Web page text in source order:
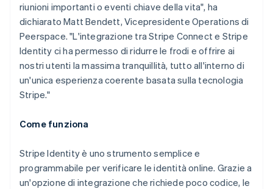
riunioni importanti o eventi chiave della vita", ha
dichiarato Matt Bendett, Vicepresidente Operations di
Peerspace. "L'integrazione tra Stripe Connect e Stripe
Identity ci ha permesso di ridurre le frodi e offrire ai
nostri utenti la massima tranquillità, tutto all'interno di
un'unica esperienza coerente basata sulla tecnologia
Stripe."
Come funziona
Stripe Identity è uno strumento semplice e
programmabile per verificare le identità online. Grazie a
un'opzione di integrazione che richiede poco codice, le